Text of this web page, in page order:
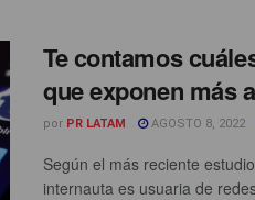
Te contamos
que exponen más
por PR LATAM AGOSTO 8, 2022
Según el más reciente
internauta es usuaria de